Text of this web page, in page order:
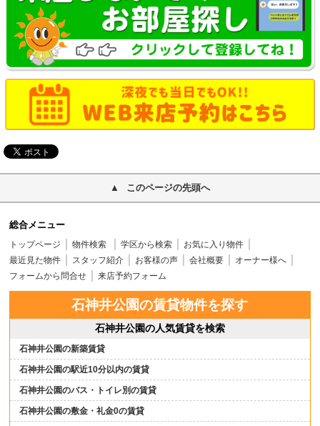
このページの先頭へ
総合メニュー
トップページ 物件検索 学区から検索
お気に入り物件
最近見た物件
スタッフ紹介 お客様の声 会社概要
オーナー様へ
フォームから問合せ
来店予約フォーム
石神井公園の賃貸物件を探す
石神井公園の人気賃貸を検索
石神井公園の新築賃貸
石神井公園の駅近10分以内の賃貸
石神井公園のバス・トイレ別の賃貸
石神井公園の敷金・礼金0の賃貸